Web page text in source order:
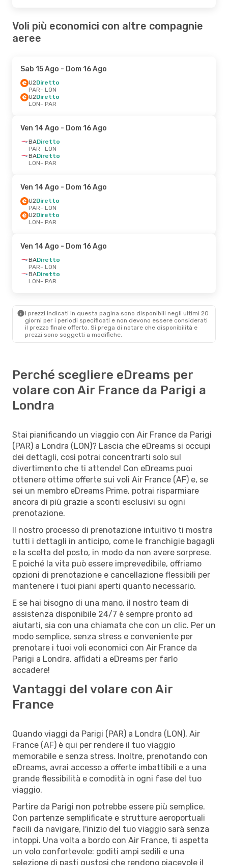
Voli più economici con altre compagnie
aeree
Sab 15 Ago - Dom 16 Ago
U2Diretto
PAR- LON
U2Diretto
LON- PAR
Ven 14 Ago - Dom 16 Ago
BADiretto
PAR- LON
BADiretto
LON- PAR
Ven 14 Ago - Dom 16 Ago
U2Diretto
PAR- LON
U2Diretto
LON- PAR
Ven 14 Ago - Dom 16 Ago
BADiretto
PAR- LON
BADiretto
LON- PAR
I prezzi indicati in questa pagina sono disponibili negli ultimi 20
giorni per i periodi specificati e non devono essere considerati
il ​​prezzo finale offerto. Si prega di notare che disponibilità e
prezzi sono soggetti a modifiche.
Perché scegliere eDreams per
volare con Air France da Parigi a
Londra
Stai pianificando un viaggio con Air France da Parigi
(PAR) a Londra (LON)? Lascia che eDreams si occupi
dei dettagli, così potrai concentrarti solo sul
divertimento che ti attende! Con eDreams puoi
ottenere ottime offerte sui voli Air France (AF) e, se
sei un membro eDreams Prime, potrai risparmiare
ancora di più grazie a sconti esclusivi su ogni
prenotazione.
Il nostro processo di prenotazione intuitivo ti mostra
tutti i dettagli in anticipo, come le franchigie bagagli
e la scelta del posto, in modo da non avere sorprese.
E poiché la vita può essere imprevedibile, offriamo
opzioni di prenotazione e cancellazione flessibili per
mantenere i tuoi piani aperti quanto necessario.
E se hai bisogno di una mano, il nostro team di
assistenza disponibile 24/7 è sempre pronto ad
aiutarti, sia con una chiamata che con un clic. Per un
modo semplice, senza stress e conveniente per
prenotare i tuoi voli economici con Air France da
Parigi a Londra, affidati a eDreams per farlo
accadere!
Vantaggi del volare con Air
France
Quando viaggi da Parigi (PAR) a Londra (LON), Air
France (AF) è qui per rendere il tuo viaggio
memorabile e senza stress. Inoltre, prenotando con
eDreams, avrai accesso a offerte imbattibili e a una
grande flessibilità e comodità in ogni fase del tuo
viaggio.
Partire da Parigi non potrebbe essere più semplice.
Con partenze semplificate e strutture aeroportuali
facili da navigare, l'inizio del tuo viaggio sarà senza
intoppi. Una volta a bordo con Air France, ti aspetta
un volo confortevole: goditi ampi sedili e una
selezione di pasti gustosi che rendono piacevole il